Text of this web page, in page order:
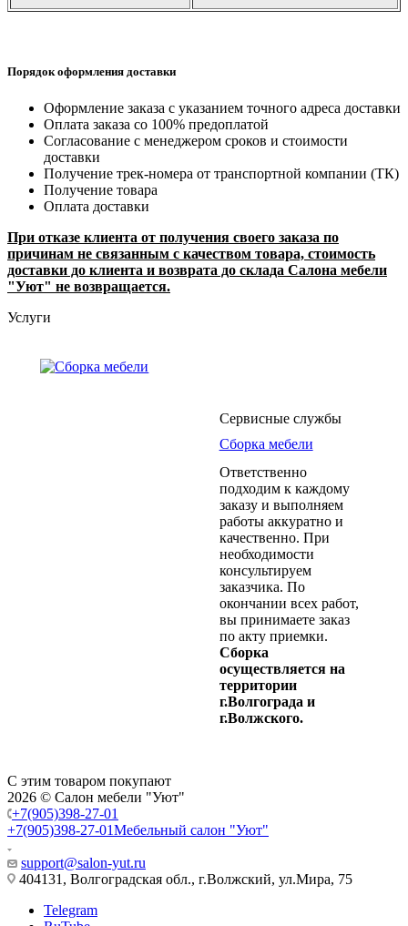
Порядок оформления доставки
Оформление заказа с указанием точного адреса доставки
Оплата заказа со 100% предоплатой
Согласование с менеджером сроков и стоимости
доставки
Получение трек-номера от транспортной компании (ТК)
Получение товара
Оплата доставки
При отказе клиента от получения своего заказа по
причинам не связанным с качеством товара, стоимость
доставки до клиента и возврата до склада Салона мебели
"Уют" не возвращается.
Услуги
Сервисные службы
Сборка мебели
Ответственно
подходим к каждому
заказу и выполняем
работы аккуратно и
качественно. При
необходимости
консультируем
заказчика. По
окончании всех работ,
вы принимаете заказ
по акту приемки.
Сборка
осуществляется на
территории
г.Волгограда и
г.Волжского.
С этим товаром покупают
2026 © Салон мебели "Уют"
+7(905)398-27-01
+7(905)398-27-01Мебельный салон "Уют"
support@salon-yut.ru
404131, Волгоградская обл., г.Волжский, ул.Мира, 75
Telegram